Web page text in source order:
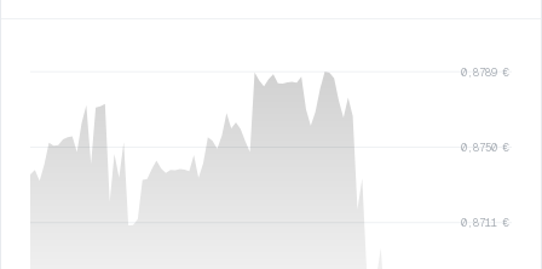
0,8789 €
0,8750 €
0,8711 €